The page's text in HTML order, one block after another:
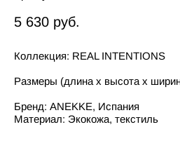
5 630 pуб.
Коллекция: REAL INTENTIONS
Размеры (длина x высота x
Бренд: ANEKKE, Испания
Материал: Экокожа, текстиль